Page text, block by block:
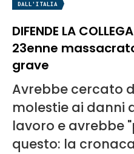
DALL'ITALIA
DIFENDE LA
23enne
grave
Avrebbe cercato
molestie ai danni
lavoro e avrebbe
questo: la cronaca